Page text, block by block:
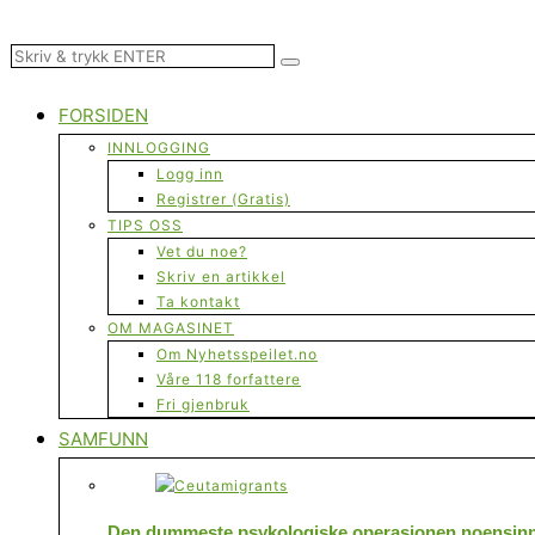
FORSIDEN
INNLOGGING
Logg inn
Registrer (Gratis)
TIPS OSS
Vet du noe?
Skriv en artikkel
Ta kontakt
OM MAGASINET
Om Nyhetsspeilet.no
Våre 118 forfattere
Fri gjenbruk
SAMFUNN